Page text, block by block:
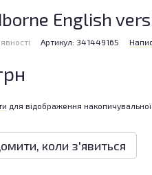
English
Артикул: 341449165
для відображення
коли з'явиться